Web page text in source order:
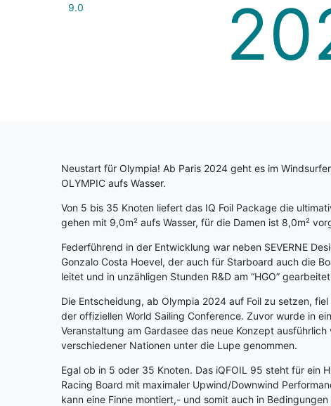
Neustart für Olympia! Ab Paris 2024 geht es im
OLYMPIC aufs Wasser.
Von 5 bis 35 Knoten liefert das IQ Foil Package die
gehen mit 9,0m² aufs Wasser, für die Damen ist 8,0m²
Federführend in der Entwicklung war neben SEVERNE
Gonzalo Costa Hoevel, der auch für Starboard auch die
leitet und in unzähligen Stunden R&D am “HGO”
Die Entscheidung, ab Olympia 2024 auf Foil zu setzen,
der offiziellen World Sailing Conference. Zuvor wurde in
Veranstaltung am Gardasee das neue Konzept
verschiedener Nationen unter die Lupe genommen.
Egal ob in 5 oder 35 Knoten. Das iQFOIL 95 steht für ein
Racing Board mit maximaler Upwind/Downwind
kann eine Finne montiert,- und somit auch in